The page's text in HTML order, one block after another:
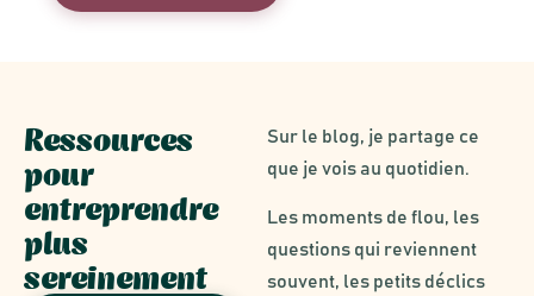
Ressources
pour
entreprendre
plus
sereinement
Sur le blog, je partage ce
que je vois au quotidien.
Les moments de flou, les
questions qui reviennent
souvent, les petits déclics